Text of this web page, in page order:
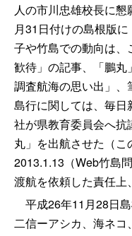
人の市川忠雄校長に
月31日付けの島根版
子や竹島での動向は
歓待」の記事、「鵬
調査航海の思い出」
島行に関しては、毎
社が県教育委員会へ
丸」を出航させた（
2013.1.13（Web竹島
渡航を依頼した責任
平成26年11月28日
二信ーアシカ、海ネ